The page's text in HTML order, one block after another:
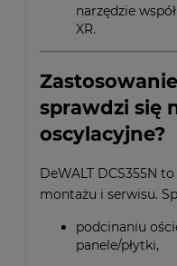
narzędzie
XR.
sprawdzi się
oscylacyjne?
DeWALT DCS355N
montażu i serwisu.
podcinaniu
panele/płytki,